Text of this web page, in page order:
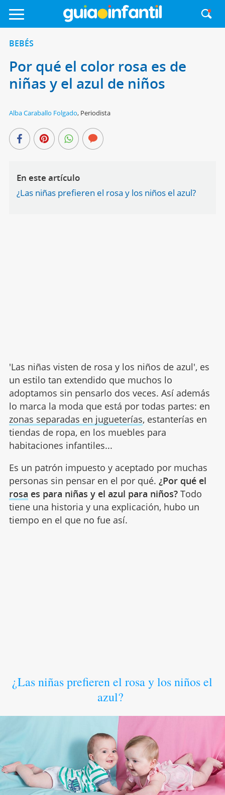
BEBÉS
Por qué el color rosa es de
niñas y el azul de niños
Alba Caraballo Folgado, Periodista
En este artículo
¿Las niñas prefieren el rosa y los niños el azul?
'Las niñas visten de rosa y los niños de azul', es
un estilo tan extendido que muchos lo
adoptamos sin pensarlo dos veces. Así además
lo marca la moda que está por todas partes: en
zonas separadas en jugueterías, estanterías en
tiendas de ropa, en los muebles para
habitaciones infantiles...
Es un patrón impuesto y aceptado por muchas
personas sin pensar en el por qué. ¿Por qué el
rosa es para niñas y el azul para niños?Todo
tiene una historia y una explicación, hubo un
tiempo en el que no fue así.
¿Las niñas prefieren el rosa y los niños el
azul?